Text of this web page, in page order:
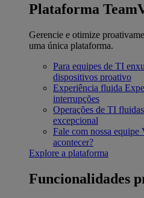
Plataforma
Gerencie e otimize
uma única plataforma.
Para equipes de TI
dispositivos proativo
Experiência fluida
interrupções
Operações de TI fluidas
excepcional
Fale com nossa equipe
acontecer?
Explore a plataforma
Funcionalidades